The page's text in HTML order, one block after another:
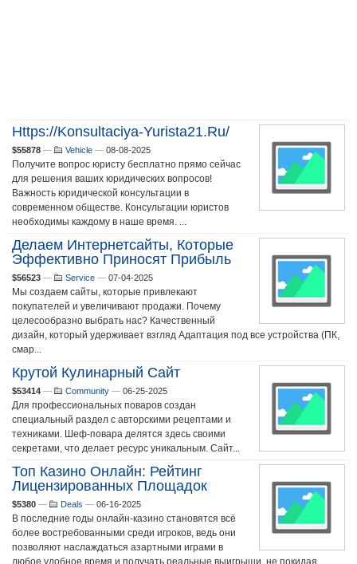
Https://konsultaciya-Yurista21.ru/
$55878 — Vehicle — 08-08-2025
Получите вопрос юристу бесплатно прямо сейчас
для решения ваших юридических вопросов!
Важность юридической консультации в
современном обществе. Консультации юристов
необходимы каждому в наше время. ...
Делаем Интернетсайты, Которые
Эффективно Приносят Прибыль
$56523 — Service — 07-04-2025
Мы создаем сайты, которые привлекают
покупателей и увеличивают продажи. Почему
целесообразно выбрать нас? Качественный
дизайн, который удерживает взгляд Адаптация под все устройства (ПК,
смар...
Крутой Кулинарный Сайт
$53414 — Community — 06-25-2025
Для профессиональных поваров создан
специальный раздел с авторскими рецептами и
техниками. Шеф-повара делятся здесь своими
секретами, что делает ресурс уникальным. Сайт...
Топ Казино Онлайн: Рейтинг
Лицензированных Площадок
$5380 — Deals — 06-16-2025
В последние годы онлайн-казино становятся всё
более востребованными среди игроков, ведь они
позволяют наслаждаться азартными играми в
любое удобное время и получать реальные выигрыши, не покидая